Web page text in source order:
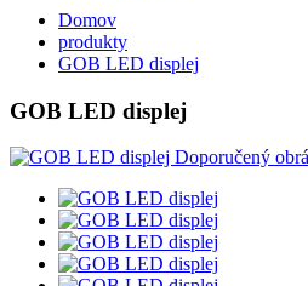
Domov
produkty
GOB LED displej
GOB LED displej